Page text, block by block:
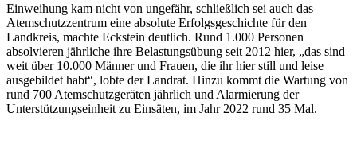
Einweihung kam nicht von ungefähr, schließlich sei auch das
Atemschutzzentrum eine absolute Erfolgsgeschichte für den
Landkreis, machte Eckstein deutlich. Rund 1.000 Personen
absolvieren jährliche ihre Belastungsübung seit 2012 hier, „das sind
weit über 10.000 Männer und Frauen, die ihr hier still und leise
ausgebildet habt“, lobte der Landrat. Hinzu kommt die Wartung von
rund 700 Atemschutzgeräten jährlich und Alarmierung der
Unterstützungseinheit zu Einsäten, im Jahr 2022 rund 35 Mal.